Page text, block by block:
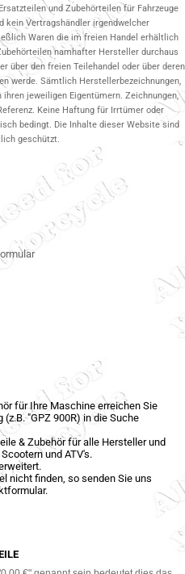
und Zubehörteilen für Fahrzeuge
kein Vertragshändler irgendwelcher
Waren die im freien Handel erhältlich
namhafter Hersteller durchaus
über den freien Teilehandel oder über deren
werde. Sämtlich Herstellerbezeichnungen,
jeweiligen Eigentümern. Zeichnungen,
Keine Haftung für Irrtümer oder
bedingt. Die Inhalte dieser Website sind
geschützt.
für Ihre Maschine erreichen Sie
"GPZ 900R) in die Suche
& Zubehör für alle Hersteller und
und ATV's.
nicht finden, so senden Sie uns